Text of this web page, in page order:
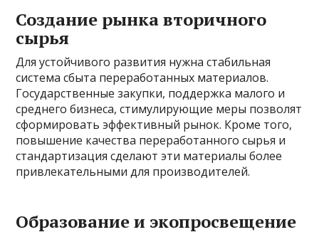
Создание рынка вторичного
сырья
Для устойчивого развития нужна стабильная
система сбыта переработанных материалов.
Государственные закупки, поддержка малого и
среднего бизнеса, стимулирующие меры позволят
сформировать эффективный рынок. Кроме того,
повышение качества переработанного сырья и
стандартизация сделают эти материалы более
привлекательными для производителей.
Образование и экопросвещение